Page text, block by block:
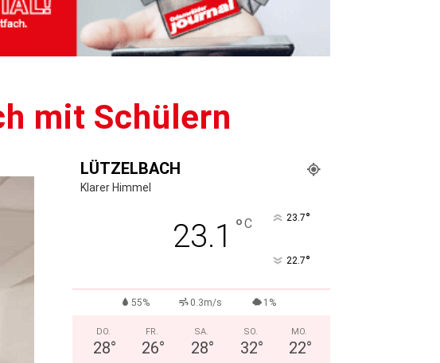
mit Schülern
LÜTZELBACH
Klarer Himmel
23.1 °C 23.7°
22.7°
55% 0.3m/s 1%
DO.
28°
FR.
26°
SA.
28°
SO.
32°
MO.
22°